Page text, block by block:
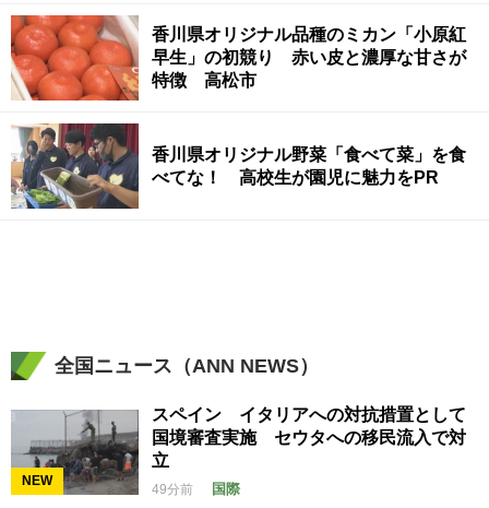
香川県オリジナル品種のミカン「小原紅
早生」の初競り 赤い皮と濃厚な甘さが
特徴 高松市
香川県オリジナル野菜「食べて菜」を食
べてな！ 高校生が園児に魅力をPR
全国ニュース（ANN NEWS）
NEW
スペイン イタリアへの対抗措置として
国境審査実施 セウタへの移民流入で対
立
49分前 国際